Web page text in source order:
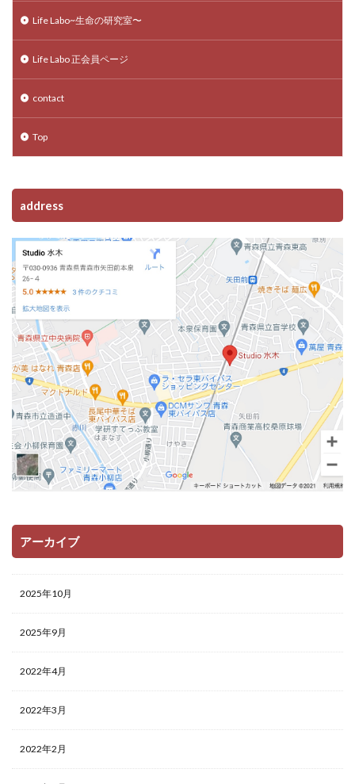
Life Labo~生命の研究室〜
Life Labo 正会員ページ
contact
Top
address
アーカイブ
2025年10月
2025年9月
2022年4月
2022年3月
2022年2月